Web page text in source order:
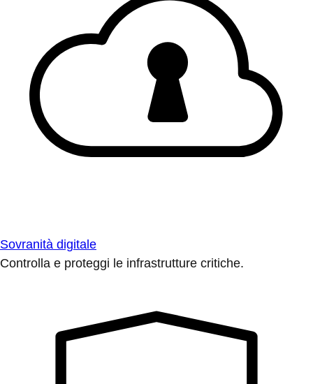
Sovranità digitale
Controlla e proteggi le infrastrutture critiche.